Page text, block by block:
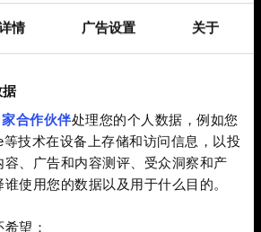
情 广告设置 关于
据
合作伙伴处理您的个人数据，例如您
技术在设备上存储和访问信息，以投
容、广告和内容测评、受众洞察和产
使用您的数据以及用于什么目的。
望：
验证您的身份。